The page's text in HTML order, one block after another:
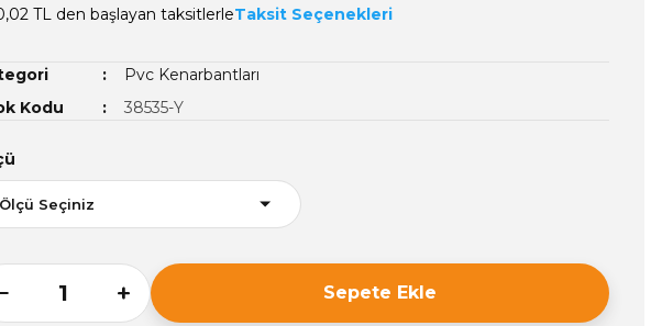
TL den başlayan taksitlerleTaksit Seçenekleri
Pvc Kenarbantları
Kodu
38535-Y
Sepete Ekle